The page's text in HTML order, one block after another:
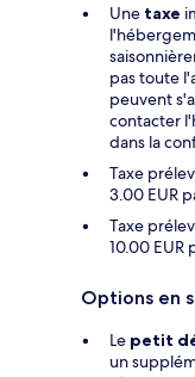
Une taxe
pas toute
peuvent
contacter
dans la
Taxe
3.00 EUR
Taxe
10.00
Options en
Le petit
un